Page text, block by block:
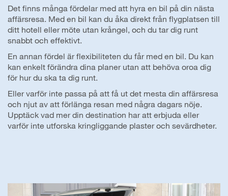
Det finns många fördelar med att hyra en bil på din nästa
affärsresa. Med en bil kan du åka direkt från flygplatsen till
ditt hotell eller möte utan krångel, och du tar dig runt
snabbt och effektivt.
En annan fördel är flexibiliteten du får med en bil. Du kan
kan enkelt förändra dina planer utan att behöva oroa dig
för hur du ska ta dig runt.
Eller varför inte passa på att få ut det mesta din affärsresa
och njut av att förlänga resan med några dagars nöje.
Upptäck vad mer din destination har att erbjuda eller
varför inte utforska kringliggande plaster och sevärdheter.